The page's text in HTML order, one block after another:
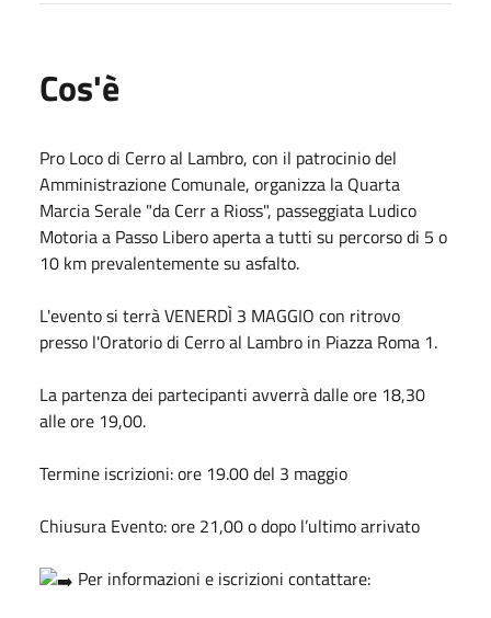
Cos'è
Pro Loco di Cerro al Lambro, con il patrocinio del
Amministrazione Comunale, organizza la Quarta
Marcia Serale "da Cerr a Rioss", passeggiata Ludico
Motoria a Passo Libero aperta a tutti su percorso di 5 o
10 km prevalentemente su asfalto.
L'evento si terrà VENERDÌ 3 MAGGIO con ritrovo
presso l'Oratorio di Cerro al Lambro in Piazza Roma 1.
La partenza dei partecipanti avverrà dalle ore 18,30
alle ore 19,00.
Termine iscrizioni: ore 19.00 del 3 maggio
Chiusura Evento: ore 21,00 o dopo l’ultimo arrivato
Per informazioni e iscrizioni contattare: